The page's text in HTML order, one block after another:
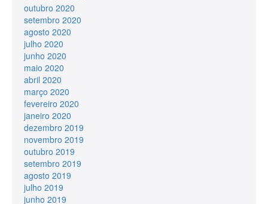
outubro 2020
setembro 2020
agosto 2020
julho 2020
junho 2020
maio 2020
abril 2020
março 2020
fevereiro 2020
janeiro 2020
dezembro 2019
novembro 2019
outubro 2019
setembro 2019
agosto 2019
julho 2019
junho 2019